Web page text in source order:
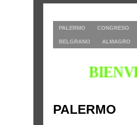
PALERMO CONGRESO
BELGRANO ALMAGRO
PALERMO